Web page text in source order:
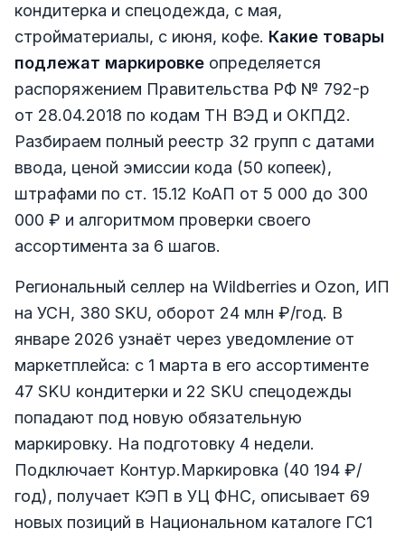
кондитерка и спецодежда, с мая,
стройматериалы, с июня, кофе. Какие товары
подлежат маркировке определяется
распоряжением Правительства РФ № 792-р
от 28.04.2018 по кодам ТН ВЭД и ОКПД2.
Разбираем полный реестр 32 групп с датами
ввода, ценой эмиссии кода (50 копеек),
штрафами по ст. 15.12 КоАП от 5 000 до 300
000 ₽ и алгоритмом проверки своего
ассортимента за 6 шагов.
Региональный селлер на Wildberries и Ozon, ИП
на УСН, 380 SKU, оборот 24 млн ₽/год. В
январе 2026 узнаёт через уведомление от
маркетплейса: с 1 марта в его ассортименте
47 SKU кондитерки и 22 SKU спецодежды
попадают под новую обязательную
маркировку. На подготовку 4 недели.
Подключает Контур.Маркировка (40 194 ₽/
год), получает КЭП в УЦ ФНС, описывает 69
новых позиций в Национальном каталоге ГС1